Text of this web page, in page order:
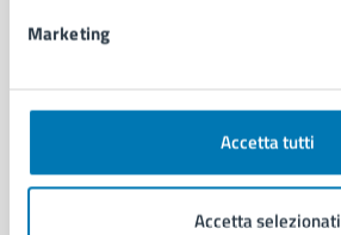
Marketing
Accetta tutti
Accetta selezionati
Ambiente
Anagrafe e stato civile
Cultura e tempo libero
Educazione e formazione
Giustizia e sicurezza pubblica